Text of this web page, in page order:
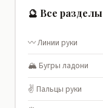
🔮 Все разделы
〰️ Линии руки
🏔️ Бугры ладони
✌️ Пальцы руки